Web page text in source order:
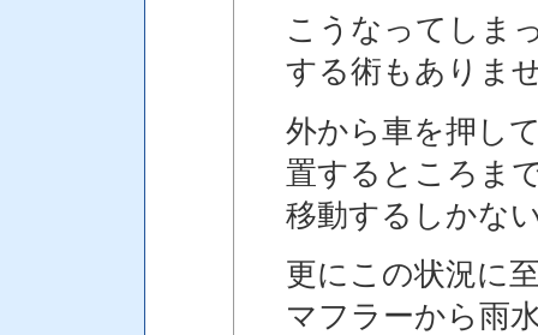
こうなってしま
する術もありま
外から車を押し
置するところま
移動するしかな
更にこの状況に
マフラーから雨